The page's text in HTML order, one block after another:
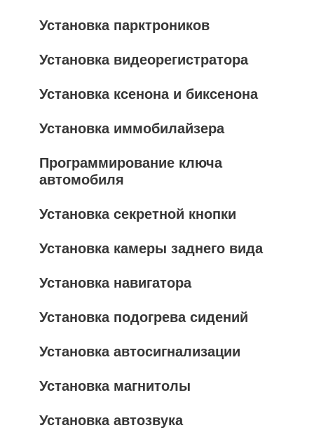
Установка парктроников
Установка видеорегистратора
Установка ксенона и биксенона
Установка иммобилайзера
Программирование ключа
автомобиля
Установка секретной кнопки
Установка камеры заднего вида
Установка навигатора
Установка подогрева сидений
Установка автосигнализации
Установка магнитолы
Установка автозвука